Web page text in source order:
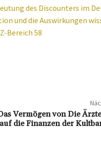
des Discounters im
und die Auswirkungen
Bereich 58
Vermögen von Die
auf die Finanzen der